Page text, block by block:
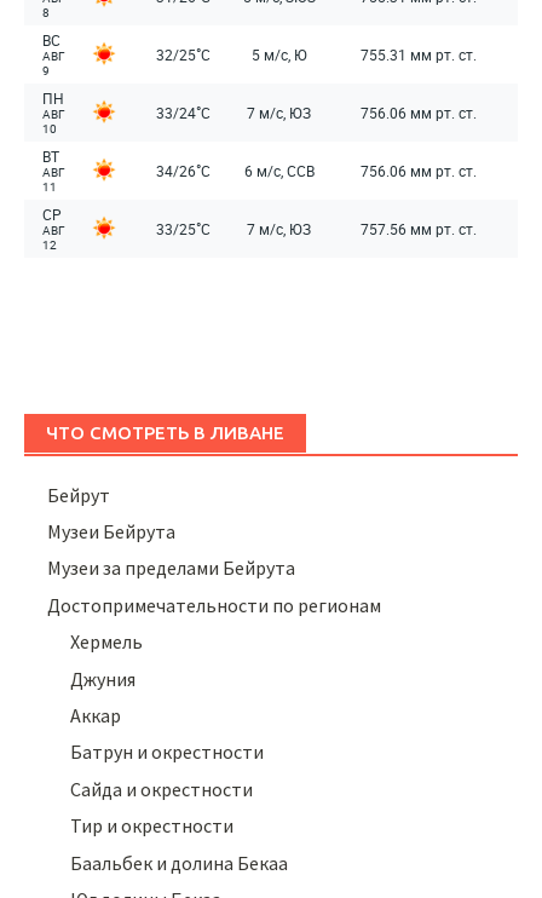
8
ВС
АВГ
9
32/25°C 5 м/с, Ю 755.31 мм рт. ст.
ПН
АВГ
10
33/24°C 7 м/с, ЮЗ 756.06 мм рт. ст.
ВТ
АВГ
11
34/26°C 6 м/с, ССВ 756.06 мм рт. ст.
СР
АВГ
12
33/25°C 7 м/с, ЮЗ 757.56 мм рт. ст.
ЧТО СМОТРЕТЬ В ЛИВАНЕ
Бейрут
Музеи Бейрута
Музеи за пределами Бейрута
Достопримечательности по регионам
Хермель
Джуния
Аккар
Батрун и окрестности
Сайда и окрестности
Тир и окрестности
Баальбек и долина Бекаа